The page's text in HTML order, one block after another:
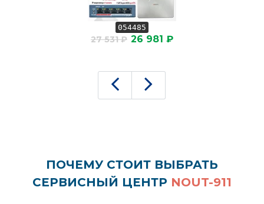
054485
27 531 ₽ 26 981 ₽
ПОЧЕМУ СТОИТ ВЫБРАТЬ
СЕРВИСНЫЙ ЦЕНТР NOUT-911